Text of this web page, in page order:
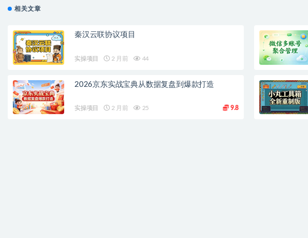
相关文章
秦汉云联协议项目
实操项目 2 月前 44
2026京东实战宝典从数据复盘到爆款打造
实操项目 2 月前 25 9.8